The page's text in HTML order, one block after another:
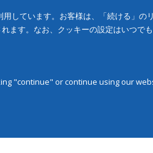
しています。お客様は、「続ける」の
ます。なお、クッキーの設定はいつでも
"continue" or continue using our